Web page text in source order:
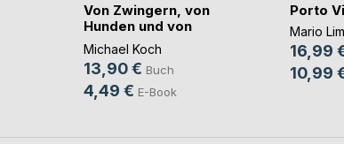
Von Zwingern, von
Hunden und von
M(...)
Michael Koch
13,90 € Buch
4,49 € E-Book
Porto
Mario
16,99
10,99